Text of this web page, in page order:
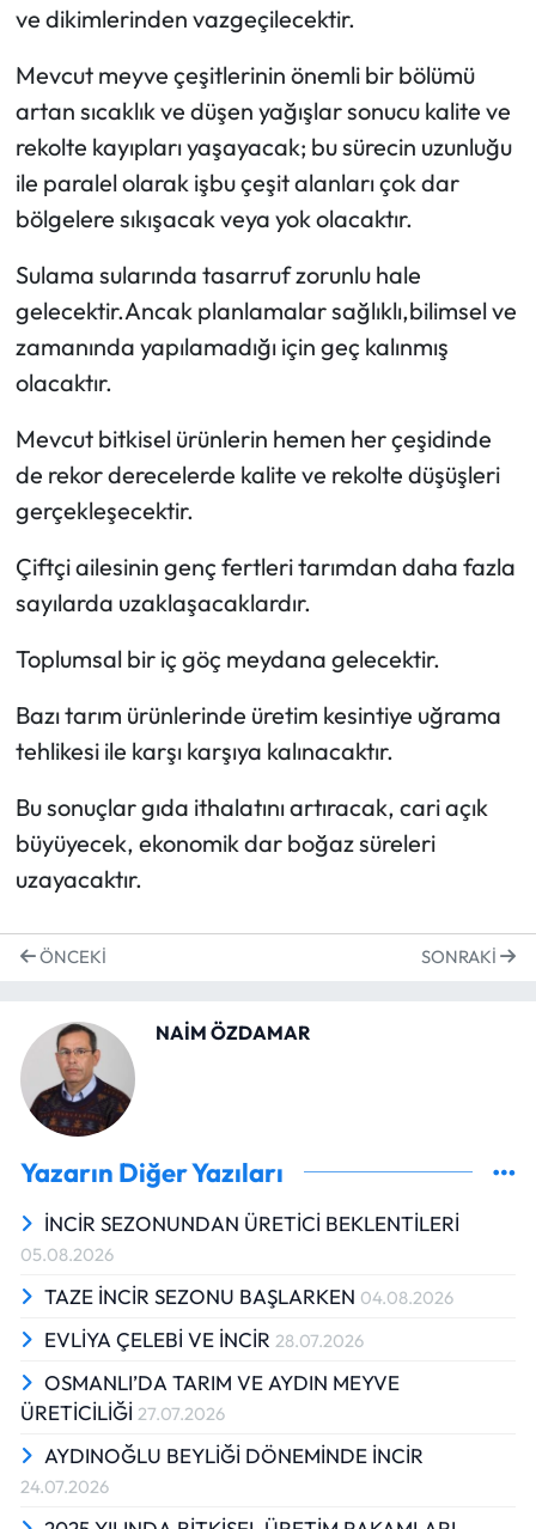
ve dikimlerinden vazgeçilecektir.
Mevcut meyve çeşitlerinin önemli bir bölümü
artan sıcaklık ve düşen yağışlar sonucu kalite ve
rekolte kayıpları yaşayacak; bu sürecin uzunluğu
ile paralel olarak işbu çeşit alanları çok dar
bölgelere sıkışacak veya yok olacaktır.
Sulama sularında tasarruf zorunlu hale
gelecektir.Ancak planlamalar sağlıklı,bilimsel ve
zamanında yapılamadığı için geç kalınmış
olacaktır.
Mevcut bitkisel ürünlerin hemen her çeşidinde
de rekor derecelerde kalite ve rekolte düşüşleri
gerçekleşecektir.
Çiftçi ailesinin genç fertleri tarımdan daha fazla
sayılarda uzaklaşacaklardır.
Toplumsal bir iç göç meydana gelecektir.
Bazı tarım ürünlerinde üretim kesintiye uğrama
tehlikesi ile karşı karşıya kalınacaktır.
Bu sonuçlar gıda ithalatını artıracak, cari açık
büyüyecek, ekonomik dar boğaz süreleri
uzayacaktır.
ÖNCEKI SONRAKI
NAİM ÖZDAMAR
Yazarın Diğer Yazıları
İNCİR SEZONUNDAN ÜRETİCİ BEKLENTİLERİ
05.08.2026
TAZE İNCİR SEZONU BAŞLARKEN 04.08.2026
EVLİYA ÇELEBİ VE İNCİR 28.07.2026
OSMANLI’DA TARIM VE AYDIN MEYVE
ÜRETİCİLİĞİ 27.07.2026
AYDINOĞLU BEYLİĞİ DÖNEMİNDE İNCİR
24.07.2026